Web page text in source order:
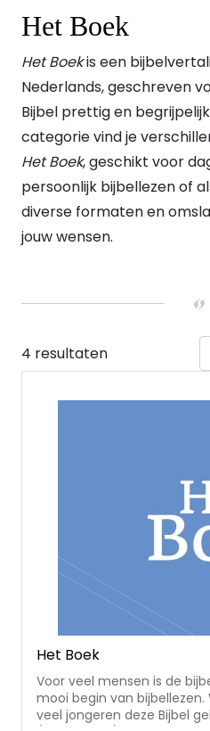
Met illustraties
Zonder Illustraties
DUIMGREPEN
Geen duimgrepen (4)
KOKER
Geen koker (4)
VERWACHT
Nee (4)
HEEFT DUMMY VOORRAAD
Nee (4)
UITVOERING
Hardback (4)
Het Boek
Het Boekis een
Nederlands, geschreven
Bijbel prettig en
categorie vind je
Het Boek, geschikt voor
persoonlijk bijbellezen of
diverse formaten en
jouw wensen.
4 resultaten
Het Boek
Voor veel mensen is de
mooi begin van
veel jongeren deze Bijbel